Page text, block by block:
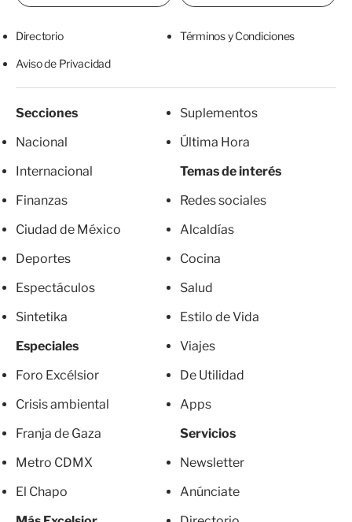
Directorio Términos y Condiciones
Aviso de Privacidad
Secciones
Nacional
Internacional
Finanzas
Ciudad de México
Deportes
Espectáculos
Sintetika
Especiales
Foro Excélsior
Crisis ambiental
Franja de Gaza
Metro CDMX
El Chapo
Suplementos
Última Hora
Temas de interés
Redes sociales
Alcaldías
Cocina
Salud
Estilo de Vida
Viajes
De Utilidad
Apps
Servicios
Newsletter
Anúnciate